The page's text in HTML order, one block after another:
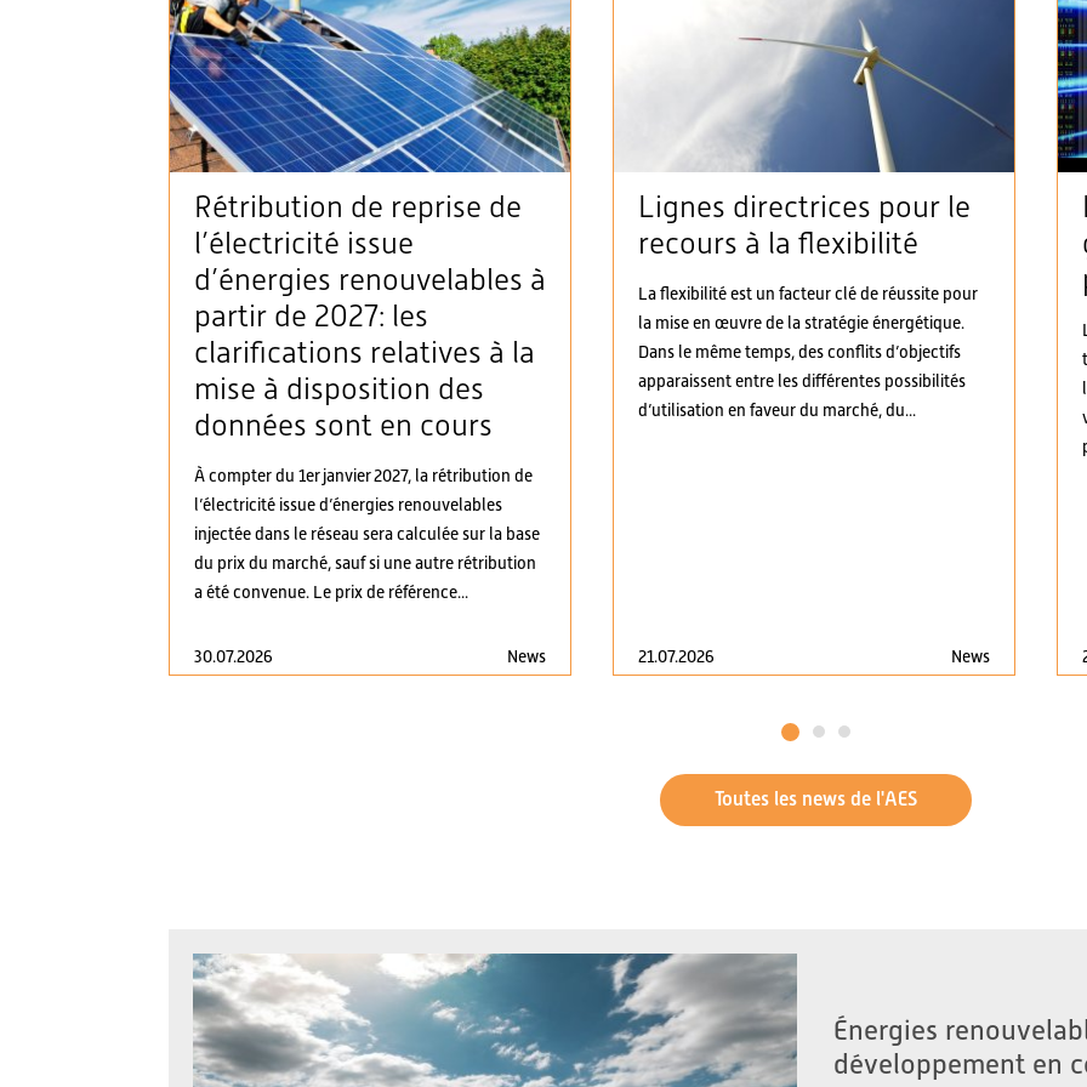
Rétribution de reprise de
l’électricité issue
d’énergies renouvelables à
partir de 2027: les
clarifications relatives à la
mise à disposition des
données sont en cours
À compter du 1er janvier 2027, la rétribution de
l’électricité issue d’énergies renouvelables
injectée dans le réseau sera calculée sur la base
du prix du marché, sauf si une autre rétribution
a été convenue. Le prix de référence...
30.07.2026 News
Lignes directrices pour le
recours à la flexibilité
La flexibilité est un facteur clé de réussite pour
la mise en œuvre de la stratégie énergétique.
Dans le même temps, des conflits d’objectifs
apparaissent entre les différentes possibilités
d’utilisation en faveur du marché, du...
21.07.2026 News
1 2 3
Toutes les news de l'AES
Énergies
développement en